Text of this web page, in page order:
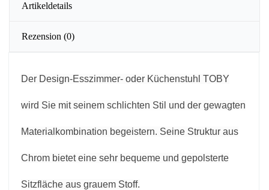
Artikeldetails
Rezension (0)
Der Design-Esszimmer- oder Küchenstuhl TOBY
wird Sie mit seinem schlichten Stil und der gewagten
Materialkombination begeistern. Seine Struktur aus
Chrom bietet eine sehr bequeme und gepolsterte
Sitzfläche aus grauem Stoff.